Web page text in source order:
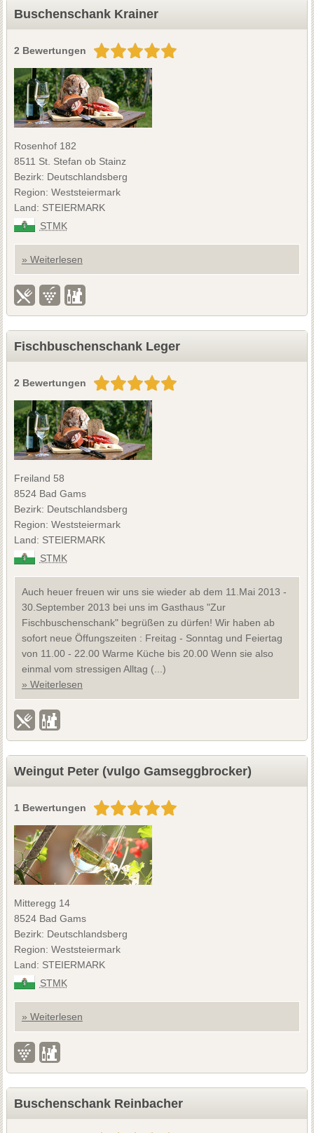
Buschenschank Krainer
2 Bewertungen
Rosenhof 182
8511 St. Stefan ob Stainz
Bezirk: Deutschlandsberg
Region: Weststeiermark
Land: STEIERMARK
STMK
» Weiterlesen
Fischbuschenschank Leger
2 Bewertungen
Freiland 58
8524 Bad Gams
Bezirk: Deutschlandsberg
Region: Weststeiermark
Land: STEIERMARK
STMK
Auch heuer freuen wir uns sie wieder ab dem 11.Mai 2013 -
30.September 2013 bei uns im Gasthaus "Zur
Fischbuschenschank" begrüßen zu dürfen! Wir haben ab
sofort neue Öffungszeiten : Freitag - Sonntag und Feiertag
von 11.00 - 22.00 Warme Küche bis 20.00 Wenn sie also
einmal vom stressigen Alltag (...)
» Weiterlesen
Weingut Peter (vulgo Gamseggbrocker)
1 Bewertungen
Mitteregg 14
8524 Bad Gams
Bezirk: Deutschlandsberg
Region: Weststeiermark
Land: STEIERMARK
STMK
» Weiterlesen
Buschenschank Reinbacher